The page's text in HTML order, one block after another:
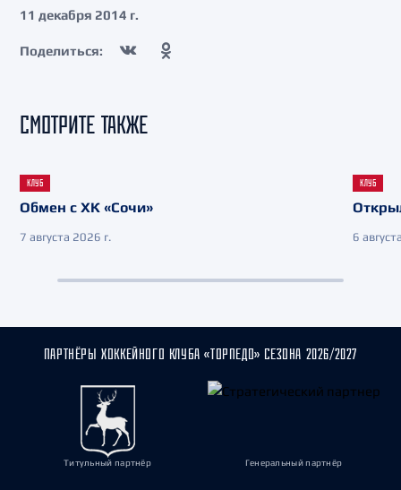
11 декабря 2014 г.
Поделиться:
СМОТРИТЕ ТАКЖЕ
КЛУБ
Обмен с ХК «Сочи»
7 августа 2026 г.
КЛУБ
6
ПАРТНЁРЫ ХОККЕЙНОГО КЛУБА «ТОРПЕДО» СЕЗОНА 2026/2027
Титульный партнёр Генеральный партнёр